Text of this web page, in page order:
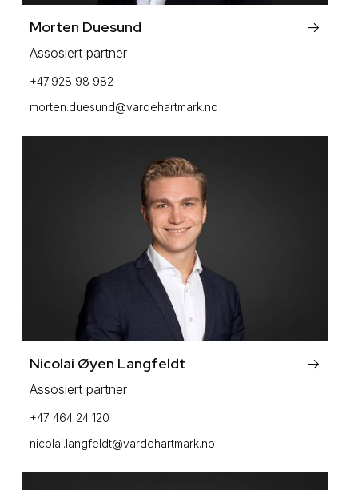
Morten Duesund
Assosiert partner
->
+47 928 98 982
morten.duesund@vardehartmark.no
Nicolai Øyen Langfeldt
Assosiert partner
->
+47 464 24 120
nicolai.langfeldt@vardehartmark.no